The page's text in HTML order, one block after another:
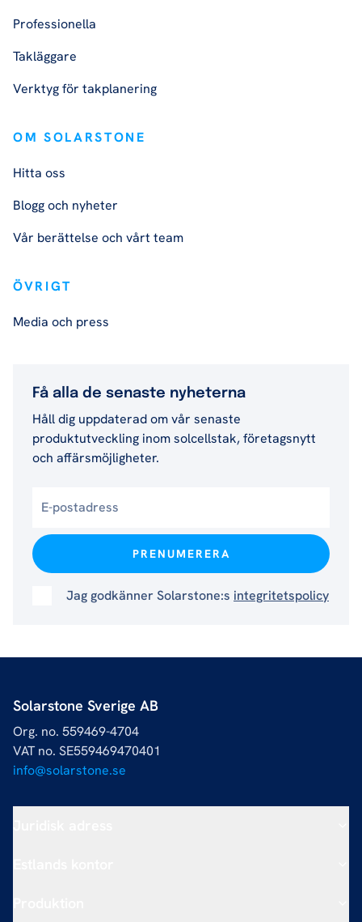
Professionella
Takläggare
Verktyg för takplanering
OM SOLARSTONE
Hitta oss
Blogg och nyheter
Vår berättelse och vårt team
ÖVRIGT
Media och press
Få alla de senaste nyheterna
Håll dig uppdaterad om vår senaste
produktutveckling inom solcellstak, företagsnytt
och affärsmöjligheter.
Jag godkänner Solarstone:s integritetspolicy
Solarstone Sverige AB
Org. no. 559469-4704
VAT no. SE559469470401
info@solarstone.se